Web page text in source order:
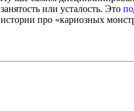
занятость или усталость. Это
истории про «кариозных